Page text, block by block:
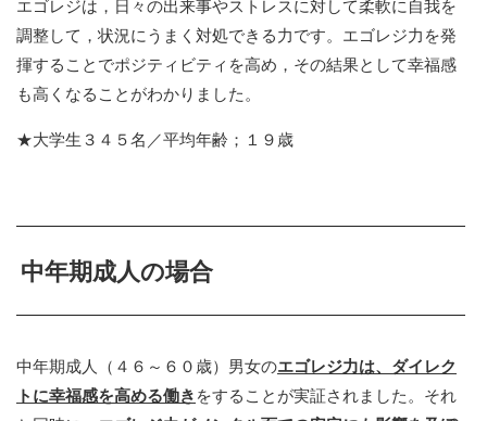
エゴレジは，日々の出来事やストレスに対して柔軟に自我を
調整して，状況にうまく対処できる力です。エゴレジ力を発
揮することでポジティビティを高め，その結果として幸福感
も高くなることがわかりました。
★大学生３４５名／平均年齢；１９歳
中年期成人の場合
中年期成人（４６～６０歳）男女のエゴレジ力は、ダイレク
トに幸福感を高める働き をすることが実証されました。それ